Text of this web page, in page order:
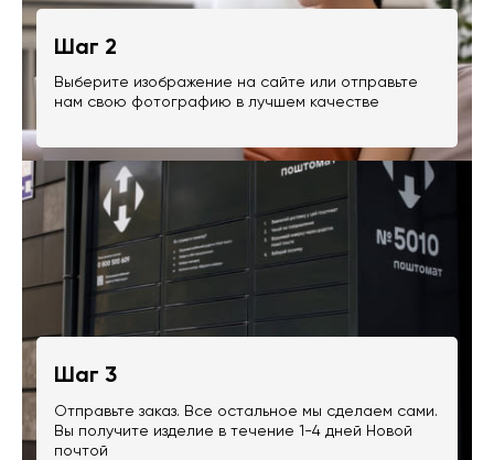
Шаг 2
Выберите изображение на сайте или отправьте
нам свою фотографию в лучшем качестве
Шаг 3
Отправьте заказ. Все остальное мы сделаем сами.
Вы получите изделие в течение 1-4 дней Новой
почтой